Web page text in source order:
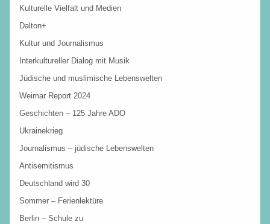
Kulturelle Vielfalt und Medien
Dalton+
Kultur und Journalismus
Interkultureller Dialog mit Musik
Jüdische und muslimische Lebenswelten
Weimar Report 2024
Geschichten – 125 Jahre ADO
Ukrainekrieg
Journalismus – jüdische Lebenswelten
Antisemitismus
Deutschland wird 30
Sommer – Ferienlektüre
Berlin – Schule zu